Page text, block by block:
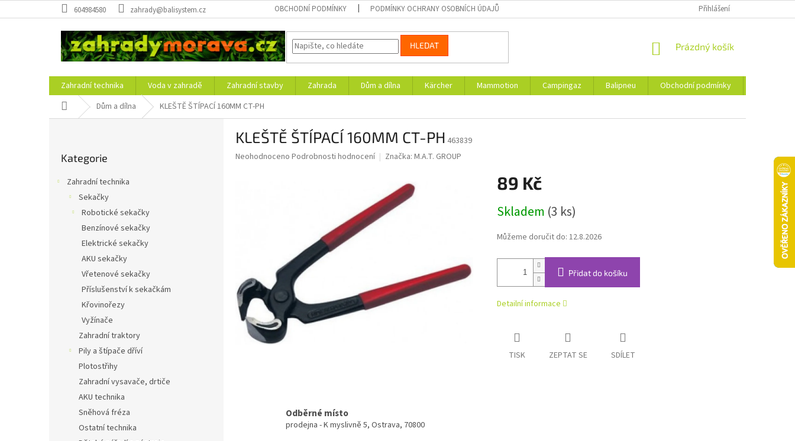
na
604984580 zahrady@balisystem.cz OBCHODNÍ PODMÍNKY PODMÍNKY OCHRANY OSOBNÍCH ÚDAJŮ Přihlášení
HLEDAT
NÁKUPNÍ
Prázdný košík
Zahradní technika Voda v zahradě Zahradní stavby Zahrada Dům a dílna Kärcher Mammotion Campingaz Balipneu Obchodní podmínky
Domů Dům a dílna KLEŠTĚ ŠTÍPACÍ 160MM CT-PH
kategorie
Kategorie
Zahradní technika
Sekačky
Robotické sekačky
Benzínové sekačky
Elektrické sekačky
AKU sekačky
Vřetenové sekačky
Příslušenství k sekačkám
Křovinořezy
Vyžínače
Zahradní traktory
Pily a štípače dříví
Plotostřihy
Zahradní vysavače, drtiče
AKU technika
Sněhová fréza
Ostatní technika
KLEŠTĚ ŠTÍPACÍ 160MM CT-PH 463839
Průměrné
Neohodnoceno Podrobnosti hodnocení Značka: M.A.T. GROUP
89 Kč
cena:
Skladem (3 ks)
Můžeme doručit do: 12.8.2026
Přidat do košíku
Detailní informace
TISK ZEPTAT SE SDÍLET
Odběrné místo
prodejna - K myslivně 5, Ostrava, 70800